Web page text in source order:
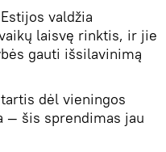
valdžia
laisvę rinktis, ir jie
gauti išsilavinimą
dėl vieningos
— šis sprendimas jau